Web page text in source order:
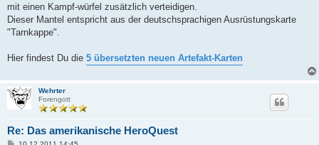
mit einen Kampf-würfel zusätzlich verteidigen.
Dieser Mantel entspricht aus der deutschsprachigen Ausrüstungskarte
"Tarnkappe".
Hier findest Du die 5 übersetzten neuen Artefakt-Karten
Wehrter
Forengott
Re: Das amerikanische HeroQuest
B